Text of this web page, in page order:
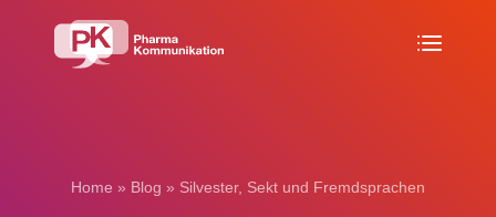
Home » Blog » Silvester, Sekt und Fremdsprachen